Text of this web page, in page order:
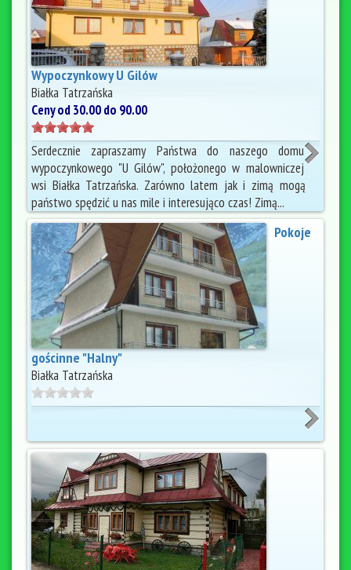
Wypoczynkowy U Gilów
Białka Tatrzańska
Ceny od 30.00 do 90.00
Serdecznie zapraszamy Państwa do naszego domu
wypoczynkowego "U Gilów", położonego w malowniczej
wsi Białka Tatrzańska. Zarówno latem jak i zimą mogą
państwo spędzić u nas mile i interesująco czas! Zimą...
Pokoje
gościnne "Halny"
Białka Tatrzańska